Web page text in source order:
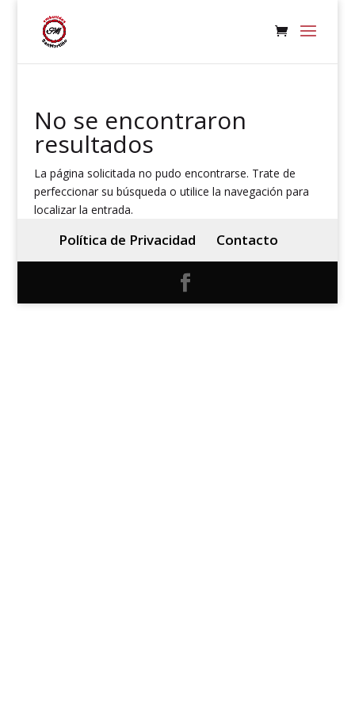
No se encontraron
resultados
La página solicitada no pudo encontrarse. Trate de
perfeccionar su búsqueda o utilice la navegación para
localizar la entrada.
Política de Privacidad Contacto